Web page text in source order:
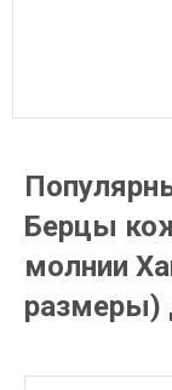
Берцы
молнии
размеры)